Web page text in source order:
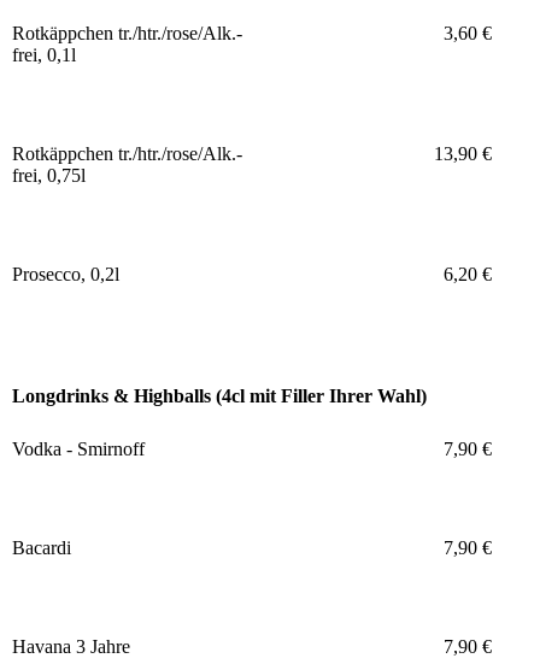
Rotkäppchen tr./htr./rose/Alk.-
frei, 0,1l
3,60 €
Rotkäppchen tr./htr./rose/Alk.-
frei, 0,75l
13,90 €
Prosecco, 0,2l 6,20 €
Longdrinks & Highballs (4cl mit Filler Ihrer Wahl)
Vodka - Smirnoff 7,90 €
Bacardi 7,90 €
Havana 3 Jahre 7,90 €